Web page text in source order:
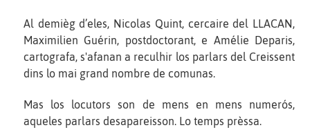
Al demièg d’eles, Nicolas Quint, cercaire del LLACAN,
Maximilien Guérin, postdoctorant, e Amélie Deparis,
cartografa, s'afanan a reculhir los parlars del Creissent
dins lo mai grand nombre de comunas.
Mas los locutors son de mens en mens numerós,
aqueles parlars desapareisson. Lo temps prèssa.